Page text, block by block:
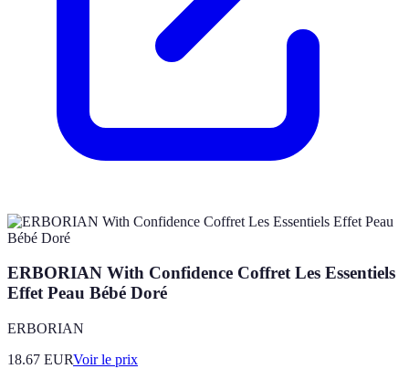
ERBORIAN With Confidence Coffret Les Essentiels
Effet Peau Bébé Doré
ERBORIAN
18.67 EURVoir le prix